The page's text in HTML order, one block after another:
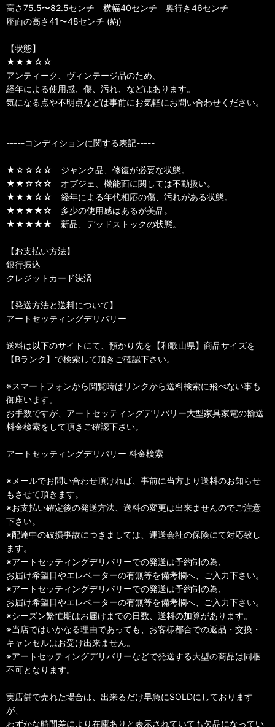
高さ75.5〜82.5センチ 横幅40センチ 奥行き46センチ
座面の高さ41〜48センチ (約)
【状態】
★★★☆☆
アンティーク、ヴィンテージ品のため、
経年による使用感、傷、汚れ、などはあります。
気になる点や不明点などは事前にお気軽にお問い合わせください。
-----コンディションに関する表記-----
★☆☆☆☆ ジャンク品、修復が必要な状態。
★★☆☆☆ オブジェ、機能面に関しては不動扱い。
★★★☆☆ 経年による年代相応の傷、汚れがある状態。
★★★★☆ 多少の使用感はあるが美品。
★★★★★ 新品、デッドストックの状態。
【お支払い方法】
銀行振込
クレジットカード決済
【発送方法と送料について】
アートセッティングデリバリー
送料は以下のサイトにて、預かり先を【和歌山県】商品サイズを
【Bランク】で検索して頂きご確認下さい。
※スマートフォンから閲覧時はリンクから送料検索に飛べない事も
御座います。
お手数ですが、アートセッティングデリバリー大型家具家電の輸送
料金検索をして頂きご確認下さい。
アートセッティングデリバリー 料金検索
※メールでお問い合わせ頂ければ、事前に当方より送料のお知らせ
もさせて頂きます。
※お支払い確定後の発送方法、送料の変更は出来ませんのでご注意
下さい。
※配達中の破損事故につきましては、運送会社の保険にて対応致し
ます。
※アートセッティングデリバリーでの発送は予約制の為、
お届け希望日やエレベーターの有無等を備考欄へ、ご入力下さい。
※アートセッティングデリバリーでの発送は予約制の為、
お届け希望日やエレベーターの有無等を備考欄へ、ご入力下さい。
※シーズン繁忙期はお届けまでの日数、送料の加算があります。
※当店ではいかなる理由であっても、お客様都合での返品・交換・
キャンセルはお受け出来ません。
※アートセッティングデリバリーなどで発送する大型の商品は同梱
不可となります。
実店舗で売れた場合は、出来るだけ早急にSOLDにしております
が、
わずかな時間差により在庫ありと表示されていても欠品になってい